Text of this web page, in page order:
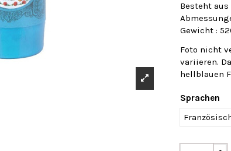
Besteht aus
Gewicht :
Foto nicht
variieren.
hellblauen
Sprachen